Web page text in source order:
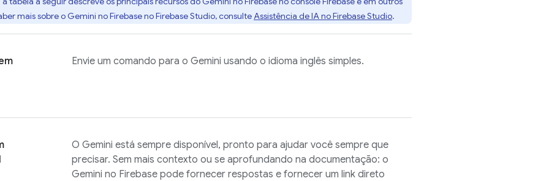
mais sobre o Gemini noFirebasenoFirebase Studio, consulteAssistência de IA noFirebase Studio.
Envie um comando para o Gemini usando o idioma inglês simples.
O Gemini está sempre disponível, pronto para ajudar você sempre que
precisar. Sem mais contexto ou se aprofundando na documentação: o
Gemini no Firebase pode fornecer respostas e fornecer um link direto